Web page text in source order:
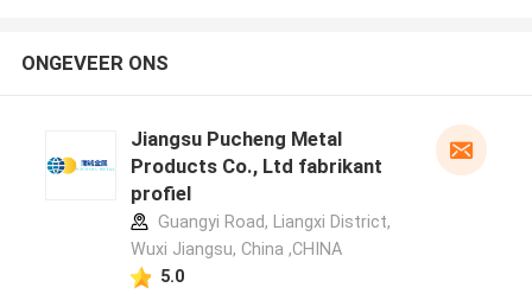
ONGEVEER ONS
Jiangsu Pucheng Metal
Products Co., Ltd fabrikant
profiel
Guangyi Road, Liangxi District,
Wuxi Jiangsu, China ,CHINA
5.0